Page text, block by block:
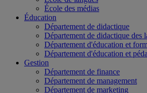
École des médias
Éducation
Département de didactique
Département de didactique des
Département d'éducation et
Département d'éducation et
Gestion
Département de finance
Département de management
Département de marketing